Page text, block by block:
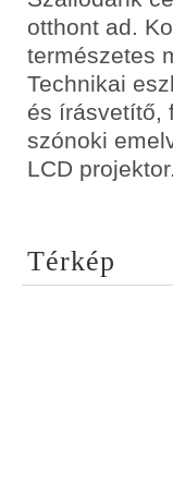
otthont ad.
természetes
Technikai
és írásvetítő,
szónoki
LCD projektor.
Térkép